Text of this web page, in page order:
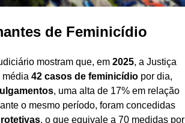
de Feminicídio
mostram que, em 2025, a Justiça
média 42 casos de feminicídio por dia,
, uma alta de 17% em relação
o mesmo período, foram concedidas
, o que equivale a 70 medidas por